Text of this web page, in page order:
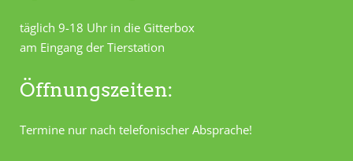
täglich 9-18 Uhr in die Gitterbox
am Eingang der Tierstation
Öffnungszeiten:
Termine nur nach telefonischer Absprache!